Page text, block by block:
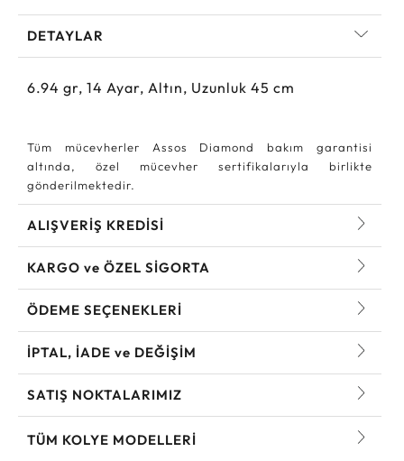
DETAYLAR
6.94 gr, 14 Ayar, Altın, Uzunluk 45 cm
Tüm mücevherler Assos Diamond bakım garantisi
altında, özel mücevher sertifikalarıyla birlikte
gönderilmektedir.
ALIŞVERİŞ KREDİSİ
KARGO ve ÖZEL SİGORTA
ÖDEME SEÇENEKLERİ
İPTAL, İADE ve DEĞİŞİM
SATIŞ NOKTALARIMIZ
TÜM KOLYE MODELLERI